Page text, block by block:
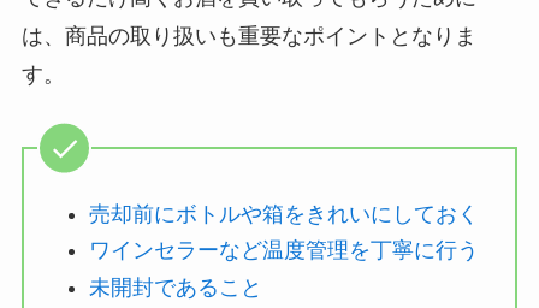
は、商品の取り扱いも重要なポイントとなりま
す。
売却前にボトルや箱をきれいにしておく
ワインセラーなど温度管理を丁寧に行う
未開封であること